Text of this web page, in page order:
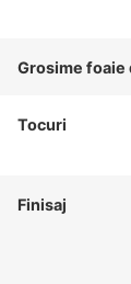
Grosime foaie
Tocuri
Finisaj